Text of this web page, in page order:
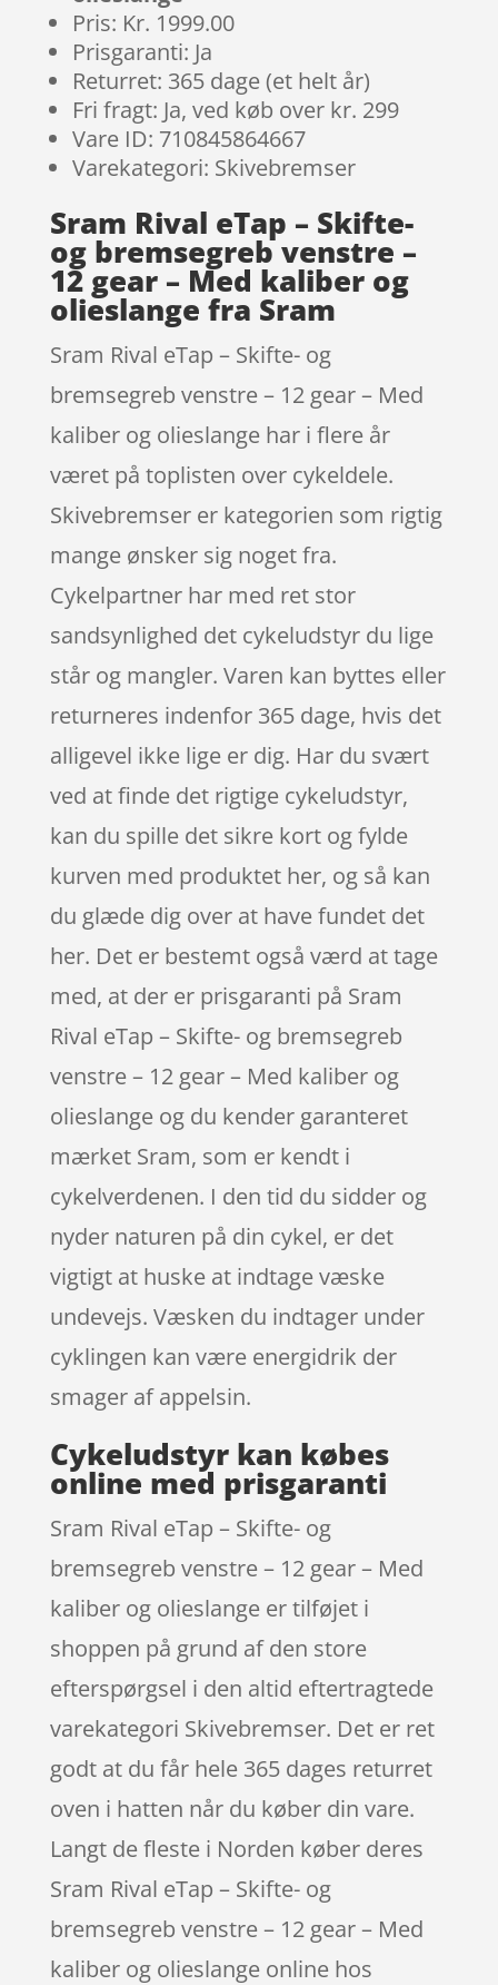
Pris: Kr. 1999.00
Prisgaranti: Ja
Returret: 365 dage (et helt år)
Fri fragt: Ja, ved køb over kr. 299
Vare ID: 710845864667
Varekategori: Skivebremser
Sram Rival eTap – Skifte-
og bremsegreb venstre –
12 gear – Med kaliber og
olieslange fra Sram
Sram Rival eTap – Skifte- og
bremsegreb venstre – 12 gear – Med
kaliber og olieslange har i flere år
været på toplisten over cykeldele.
Skivebremser er kategorien som rigtig
mange ønsker sig noget fra.
Cykelpartner har med ret stor
sandsynlighed det cykeludstyr du lige
står og mangler. Varen kan byttes eller
returneres indenfor 365 dage, hvis det
alligevel ikke lige er dig. Har du svært
ved at finde det rigtige cykeludstyr,
kan du spille det sikre kort og fylde
kurven med produktet her, og så kan
du glæde dig over at have fundet det
her. Det er bestemt også værd at tage
med, at der er prisgaranti på Sram
Rival eTap – Skifte- og bremsegreb
venstre – 12 gear – Med kaliber og
olieslange og du kender garanteret
mærket Sram, som er kendt i
cykelverdenen. I den tid du sidder og
nyder naturen på din cykel, er det
vigtigt at huske at indtage væske
undevejs. Væsken du indtager under
cyklingen kan være energidrik der
smager af appelsin.
Cykeludstyr kan købes
online med prisgaranti
Sram Rival eTap – Skifte- og
bremsegreb venstre – 12 gear – Med
kaliber og olieslange er tilføjet i
shoppen på grund af den store
efterspørgsel i den altid eftertragtede
varekategori Skivebremser. Det er ret
godt at du får hele 365 dages returret
oven i hatten når du køber din vare.
Langt de fleste i Norden køber deres
Sram Rival eTap – Skifte- og
bremsegreb venstre – 12 gear – Med
kaliber og olieslange online hos